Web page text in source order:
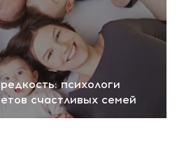
психологи
счастливых семей